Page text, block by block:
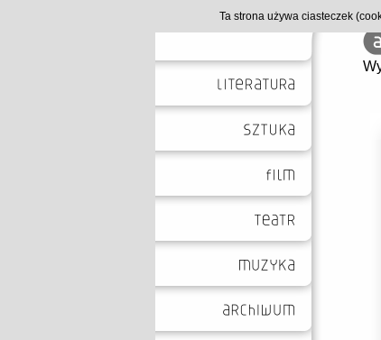
Ta strona używa ciasteczek